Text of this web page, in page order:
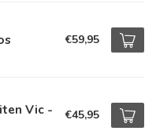
€59,95
Vic - €45,95